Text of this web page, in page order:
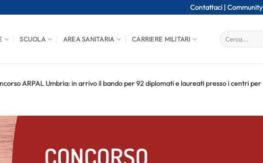
Contattaci | Community
SCUOLA AREA SANITARIA CARRIERE MILITARI
ARPAL Umbria: in arrivo il bando per 92 diplomati e laureati presso i centri per